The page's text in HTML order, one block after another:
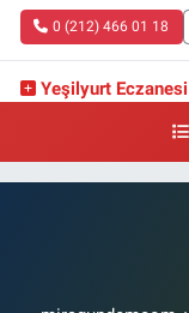
0 (212) 466 01 18
Yeşilyurt Eczanesi
Şenlikköy Mahallesi
0 (212) 574 24 20